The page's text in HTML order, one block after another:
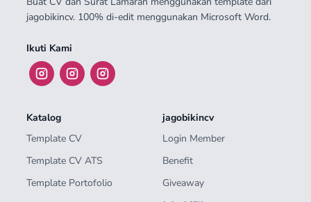
jagobikincv. 100% di-edit menggunakan Microsoft Word.
Ikuti Kami
Katalog
Template CV
Template CV ATS
Template Portofolio
jagobikincv
Login Member
Benefit
Giveaway